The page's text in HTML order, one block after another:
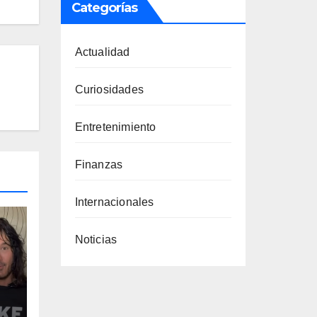
Categorías
Actualidad
Curiosidades
Entretenimiento
Finanzas
Internacionales
Noticias